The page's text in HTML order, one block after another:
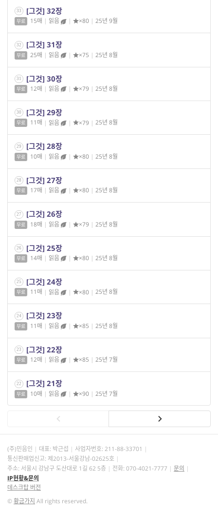
33 [그것] 32장
무료 15매 | 읽음 | ×80 | 25년 9월
32 [그것] 31장
무료 25매 | 읽음 | ×75 | 25년 8월
31 [그것] 30장
무료 12매 | 읽음 | ×79 | 25년 8월
30 [그것] 29장
무료 11매 | 읽음 | ×79 | 25년 8월
29 [그것] 28장
무료 10매 | 읽음 | ×80 | 25년 8월
28 [그것] 27장
무료 17매 | 읽음 | ×80 | 25년 8월
27 [그것] 26장
무료 18매 | 읽음 | ×79 | 25년 8월
26 [그것] 25장
무료 14매 | 읽음 | ×80 | 25년 8월
25 [그것] 24장
무료 11매 | 읽음 | ×80 | 25년 8월
24 [그것] 23장
무료 11매 | 읽음 | ×85 | 25년 8월
23 [그것] 22장
무료 12매 | 읽음 | ×85 | 25년 7월
22 [그것] 21장
무료 10매 | 읽음 | ×90 | 25년 7월
(주)민음인 대표: 박근섭 사업자번호: 211-88-33701
통신판매업신고: 제2013-서울강남-02625호
주소: 서울시 강남구 도산대로 1길 62 5층
전화: 070-4021-7777
문의
IP현황&문의
데스크탑 버전
©황금가지 All rights reserved.